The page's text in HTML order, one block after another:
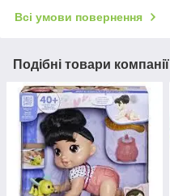
Всі умови повернення
Подібні товари компанії